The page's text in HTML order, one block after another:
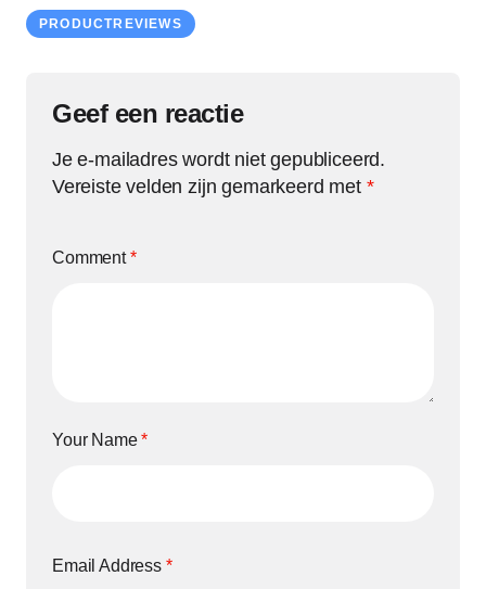
PRODUCTREVIEWS
Geef een reactie
Je e-mailadres wordt niet gepubliceerd.
Vereiste velden zijn gemarkeerd met *
Comment*
Your Name*
Email Address *